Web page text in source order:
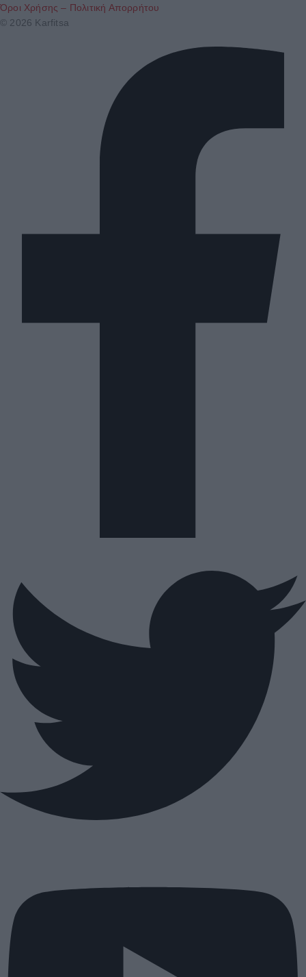
Όροι Χρήσης – Πολιτική Απορρήτου
© 2026 Karfitsa